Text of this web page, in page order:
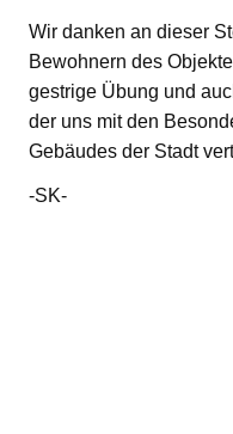
Wir danken an dieser
Bewohnern des
gestrige Übung und
der uns mit den
Gebäudes der Stadt
-SK-